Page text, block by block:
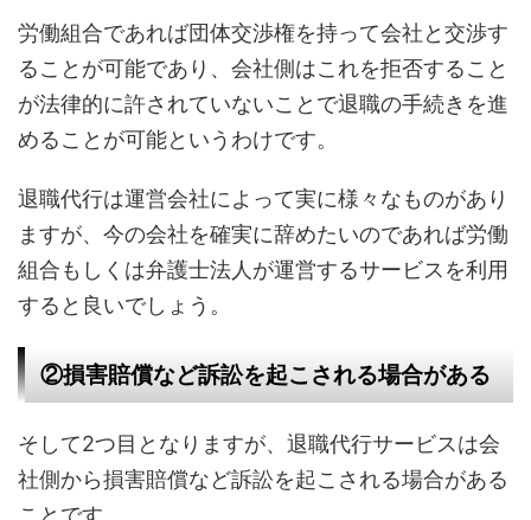
労働組合であれば団体交渉権を持って会社と交渉す
ることが可能であり、会社側はこれを拒否すること
が法律的に許されていないことで退職の手続きを進
めることが可能というわけです。
退職代行は運営会社によって実に様々なものがあり
ますが、今の会社を確実に辞めたいのであれば労働
組合もしくは弁護士法人が運営するサービスを利用
すると良いでしょう。
②損害賠償など訴訟を起こされる場合がある
そして2つ目となりますが、退職代行サービスは会
社側から損害賠償など訴訟を起こされる場合がある